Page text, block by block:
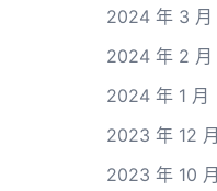
2024 年 3 月
2024 年 2 月
2024 年 1 月
2023 年 12 月
2023 年 10 月